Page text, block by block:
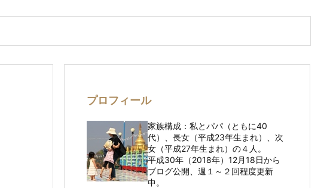
プロフィール
家族構成：私とパパ（ともに40
代）、長女（平成23年生まれ）、次
女（平成27年生まれ）の４人。
平成30年（2018年）12月18日から
ブログ公開、週１～２回程度更新
中。